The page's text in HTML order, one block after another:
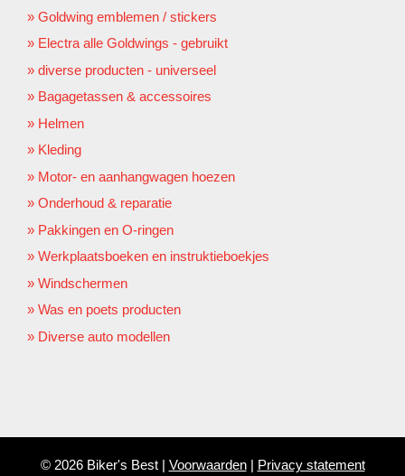
Goldwing emblemen / stickers
Electra alle Goldwings - gebruikt
diverse producten - universeel
Bagagetassen & accessoires
Helmen
Kleding
Motor- en aanhangwagen hoezen
Onderhoud & reparatie
Pakkingen en O-ringen
Werkplaatsboeken en instruktieboekjes
Windschermen
Was en poets producten
Diverse auto modellen
© 2026 Biker's Best | Voorwaarden| Privacy statement